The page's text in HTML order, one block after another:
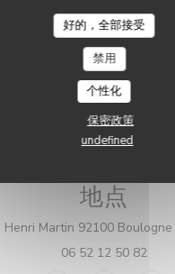
好的，全部接受
禁用
个性化
保密政策
undefined
营业时间
12:00 - 14:15
地点
Henri Martin 92100
06 52 12 50 82